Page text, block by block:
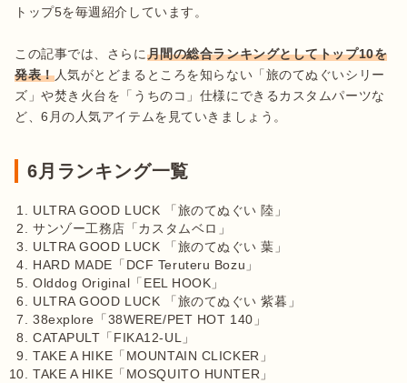
トップ5を毎週紹介しています。
この記事では、さらに月間の総合ランキングとしてトップ10を
発表！人気がとどまるところを知らない「旅のてぬぐいシリー
ズ」や焚き火台を「うちのコ」仕様にできるカスタムパーツな
ど、6月の人気アイテムを見ていきましょう。
6月ランキング一覧
ULTRA GOOD LUCK 「旅のてぬぐい 陸」
サンゾー工務店「カスタムベロ」
ULTRA GOOD LUCK 「旅のてぬぐい 葉」
HARD MADE「DCF Teruteru Bozu」
Olddog Original「EEL HOOK」
ULTRA GOOD LUCK 「旅のてぬぐい 紫暮」
38explore「38WERE/PET HOT 140」
CATAPULT「FIKA12-UL」
TAKE A HIKE「MOUNTAIN CLICKER」
TAKE A HIKE「MOSQUITO HUNTER」